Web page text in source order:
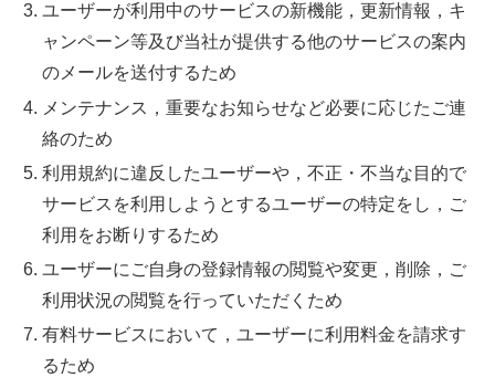
ユーザーが利用中のサービスの新機能，更新情報，キ
ャンペーン等及び当社が提供する他のサービスの案内
のメールを送付するため
メンテナンス，重要なお知らせなど必要に応じたご連
絡のため
利用規約に違反したユーザーや，不正・不当な目的で
サービスを利用しようとするユーザーの特定をし，ご
利用をお断りするため
ユーザーにご自身の登録情報の閲覧や変更，削除，ご
利用状況の閲覧を行っていただくため
有料サービスにおいて，ユーザーに利用料金を請求す
るため